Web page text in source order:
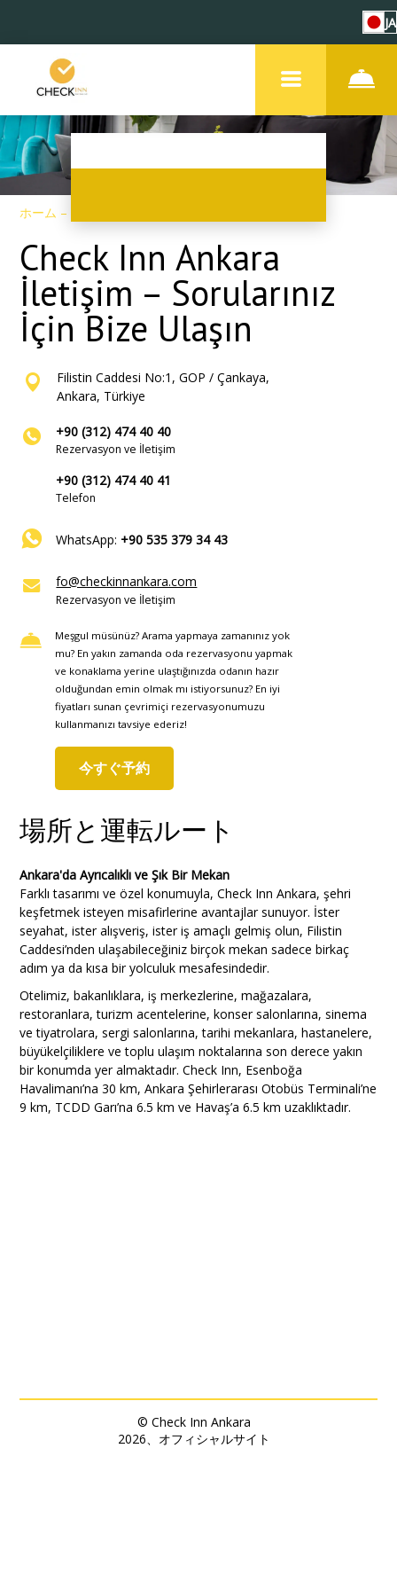
JA
ホーム –
Check Inn Ankara
İletişim – Sorularınız
İçin Bize Ulaşın
Filistin Caddesi No:1, GOP / Çankaya,
Ankara, Türkiye
+90 (312) 474 40 40
Rezervasyon ve İletişim
+90 (312) 474 40 41
Telefon
WhatsApp: +90 535 379 34 43
fo@checkinnankara.com
Rezervasyon ve İletişim
Meşgul müsünüz? Arama yapmaya zamanınız yok
mu? En yakın zamanda oda rezervasyonu yapmak
ve konaklama yerine ulaştığınızda odanın hazır
olduğundan emin olmak mı istiyorsunuz? En iyi
fiyatları sunan çevrimiçi rezervasyonumuzu
kullanmanızı tavsiye ederiz!
今すぐ予約
場所と運転ルート
Ankara'da Ayrıcalıklı ve Şık Bir Mekan
Farklı tasarımı ve özel konumuyla, Check Inn Ankara, şehri
keşfetmek isteyen misafirlerine avantajlar sunuyor. İster
seyahat, ister alışveriş, ister iş amaçlı gelmiş olun, Filistin
Caddesi’nden ulaşabileceğiniz birçok mekan sadece birkaç
adım ya da kısa bir yolculuk mesafesindedir.
Otelimiz, bakanlıklara, iş merkezlerine, mağazalara,
restoranlara, turizm acentelerine, konser salonlarına, sinema
ve tiyatrolara, sergi salonlarına, tarihi mekanlara, hastanelere,
büyükelçiliklere ve toplu ulaşım noktalarına son derece yakın
bir konumda yer almaktadır. Check Inn, Esenboğa
Havalimanı’na 30 km, Ankara Şehirlerarası Otobüs Terminali’ne
9 km, TCDD Garı’na 6.5 km ve Havaş’a 6.5 km uzaklıktadır.
© Check Inn Ankara
2026、オフィシャルサイト